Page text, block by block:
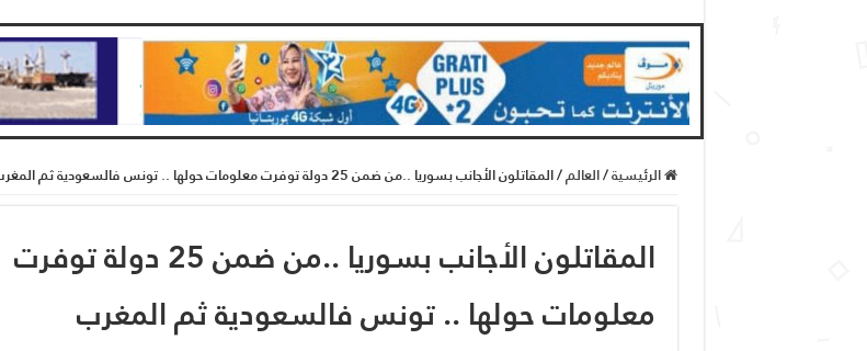
الرئيسية/العالم/المقاتلون الأجانب بسوريا ..من ضمن 25 دولة توفرت معلومات حولها .. تونس فالسعودية ثم المغرب
المقاتلون الأجانب بسوريا ..من ضمن 25 دولة توفرت
معلومات حولها .. تونس فالسعودية ثم المغرب